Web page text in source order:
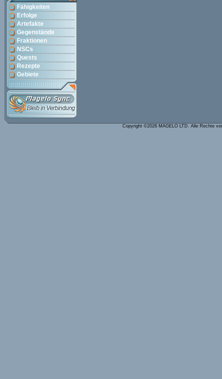
Fähigkeiten
Erfolge
Artefakte
Gegenstände
Fraktionen
NSCs
Quests
Rezepte
Gebiete
Copyright ©2026 MAGELO LTD. Alle Rechte